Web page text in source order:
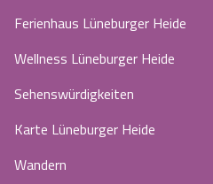
Ferienhaus Lüneburger Heide
Wellness Lüneburger Heide
Sehenswürdigkeiten
Karte Lüneburger Heide
Wandern